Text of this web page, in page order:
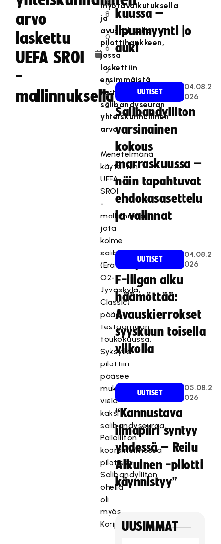
arvo
laskettu
UEFA SROI
-
mallinnuksella
2
8
.
0
6
.
2
0
2
2
myötävaikutuksella
ja
avustuksella
pilottihankkeen,
jossa
laskettiin
ensimmäistä
kertaa
salibandyseuran
yhteiskunnallinen
arvo.
Menetelmänä
käytettiin
UEFA
SROI
-
mallinnusta,
jota
kolme
salibandyseuraa
(EräViikingit,
O2-
Jyväskylä,
Classic)
pääsi
testaamaan
toukokuussa.
Syksyllä
pilottiin
pääsee
mukaan
vielä
kaksi
salibandyseuraa.
Palloliiton
koordinoimassa
pilotissa
Salibandyliiton
ohella
oli
myös
Koripalloliitto.
kuussa –
lipunmyynti jo
auki
UUTISET
04.08.2
026
Salibandyliiton
varsinainen
kokous
marraskuussa –
näin tapahtuvat
ehdokasasettelu
ja valinnat
UUTISET
04.08.2
026
F-liigan alku
häämöttää:
Avauskierrokset
syyskuun toisella
viikolla
UUTISET
05.08.2
026
“Kannustava
ilmapiiri syntyy
yhdessä – Reilu
Aikuinen -pilotti
käynnistyy”
UUSIMMAT